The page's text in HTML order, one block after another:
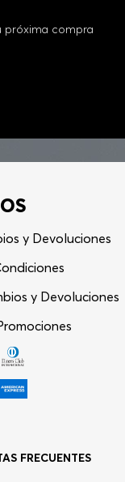
próxima compra
y Devoluciones
y Devoluciones
FRECUENTES